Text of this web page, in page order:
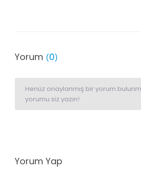
Yorum (0)
Henüz onaylanmış bir yorum
yorumu siz yazın!
Yorum Yap